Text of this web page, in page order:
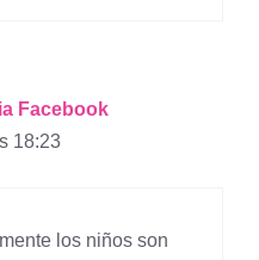
Facebook
18:23
los niños son